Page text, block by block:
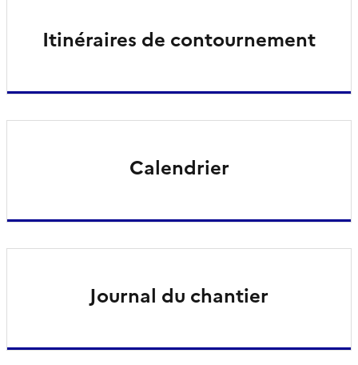
Itinéraires de contournement
Calendrier
Journal du chantier